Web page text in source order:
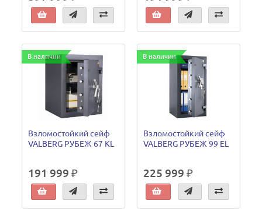
В наличии
Взломостойкий сейф
VALBERG РУБЕЖ 67 KL
191 999 ₽
В наличии
Взломостойкий сейф
VALBERG РУБЕЖ 99 EL
225 999 ₽